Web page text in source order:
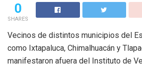
0
SHARES
Vecinos de distintos municipios del
como Ixtapaluca, Chimalhuacán y
manifestaron afuera del Instituto de